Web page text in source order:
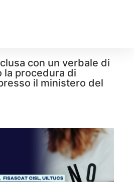
con un verbale di
la procedura di
il ministero del